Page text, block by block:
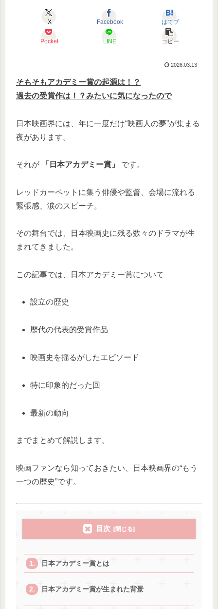
X Facebook はてブ
Pocket LINE コピー
2026.03.13
そもそもアカデミー賞の起源は！？
過去の受賞作は！？みたいに気になったので
日本映画界には、年に一度だけ“映画人の夢”が集まる
夜があります。
それが 「日本アカデミー賞」 です。
レッドカーペットに集う俳優や監督、会場に流れる
緊張感、涙のスピーチ。
その舞台では、日本映画史に残る数々のドラマが生
まれてきました。
この記事では、日本アカデミー賞について
設立の歴史
歴代の代表的受賞作品
映画史を揺るがしたエピソード
特に印象的だった回
最新の動向
までまとめて解説します。
映画ファンなら知っておきたい、日本映画界の“もう
一つの歴史”です。
目次
日本アカデミー賞とは
日本アカデミー賞が生まれた背景